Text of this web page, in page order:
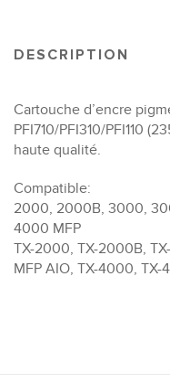
DESCRIPTION
Cartouche d’encre
PFI710/PFI310/PFI110
haute qualité.
Compatible:
2000, 2000B, 3000,
4000 MFP
TX-2000, TX-2000B,
MFP AIO, TX-4000, TX-